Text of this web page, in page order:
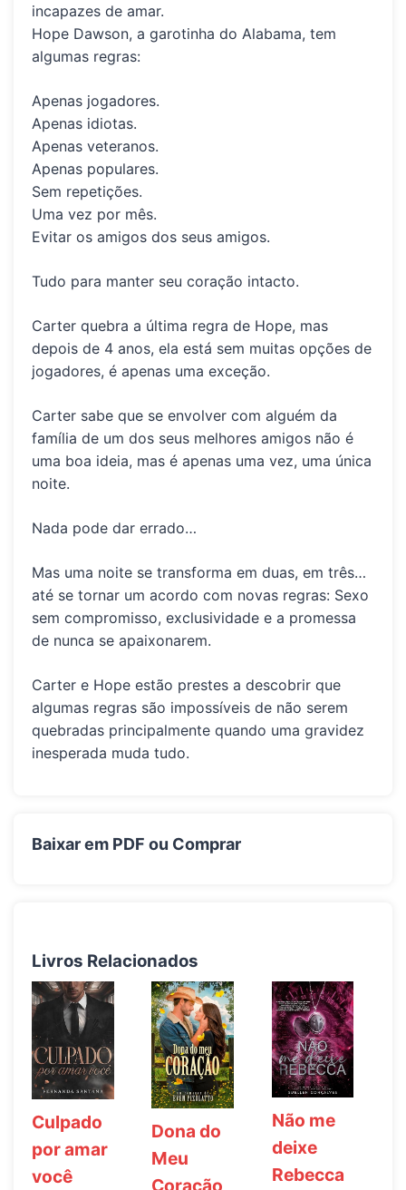
incapazes de amar.
Hope Dawson, a garotinha do Alabama, tem
algumas regras:
Apenas jogadores.
Apenas idiotas.
Apenas veteranos.
Apenas populares.
Sem repetições.
Uma vez por mês.
Evitar os amigos dos seus amigos.
Tudo para manter seu coração intacto.
Carter quebra a última regra de Hope, mas
depois de 4 anos, ela está sem muitas opções de
jogadores, é apenas uma exceção.
Carter sabe que se envolver com alguém da
família de um dos seus melhores amigos não é
uma boa ideia, mas é apenas uma vez, uma única
noite.
Nada pode dar errado…
Mas uma noite se transforma em duas, em três…
até se tornar um acordo com novas regras: Sexo
sem compromisso, exclusividade e a promessa
de nunca se apaixonarem.
Carter e Hope estão prestes a descobrir que
algumas regras são impossíveis de não serem
quebradas principalmente quando uma gravidez
inesperada muda tudo.
Baixar em PDF ou Comprar
Livros Relacionados
Culpado
por amar
você
Dona do
Meu
Coração
Não me
deixe
Rebecca